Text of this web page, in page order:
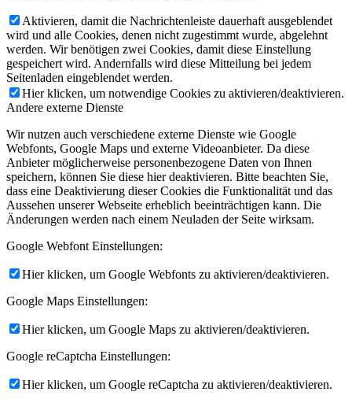
Aktivieren, damit die Nachrichtenleiste dauerhaft ausgeblendet
wird und alle Cookies, denen nicht zugestimmt wurde, abgelehnt
werden. Wir benötigen zwei Cookies, damit diese Einstellung
gespeichert wird. Andernfalls wird diese Mitteilung bei jedem
Seitenladen eingeblendet werden.
Hier klicken, um notwendige Cookies zu aktivieren/deaktivieren.
Andere externe Dienste
Wir nutzen auch verschiedene externe Dienste wie Google
Webfonts, Google Maps und externe Videoanbieter. Da diese
Anbieter möglicherweise personenbezogene Daten von Ihnen
speichern, können Sie diese hier deaktivieren. Bitte beachten Sie,
dass eine Deaktivierung dieser Cookies die Funktionalität und das
Aussehen unserer Webseite erheblich beeinträchtigen kann. Die
Änderungen werden nach einem Neuladen der Seite wirksam.
Google Webfont Einstellungen:
Hier klicken, um Google Webfonts zu aktivieren/deaktivieren.
Google Maps Einstellungen:
Hier klicken, um Google Maps zu aktivieren/deaktivieren.
Google reCaptcha Einstellungen:
Hier klicken, um Google reCaptcha zu aktivieren/deaktivieren.